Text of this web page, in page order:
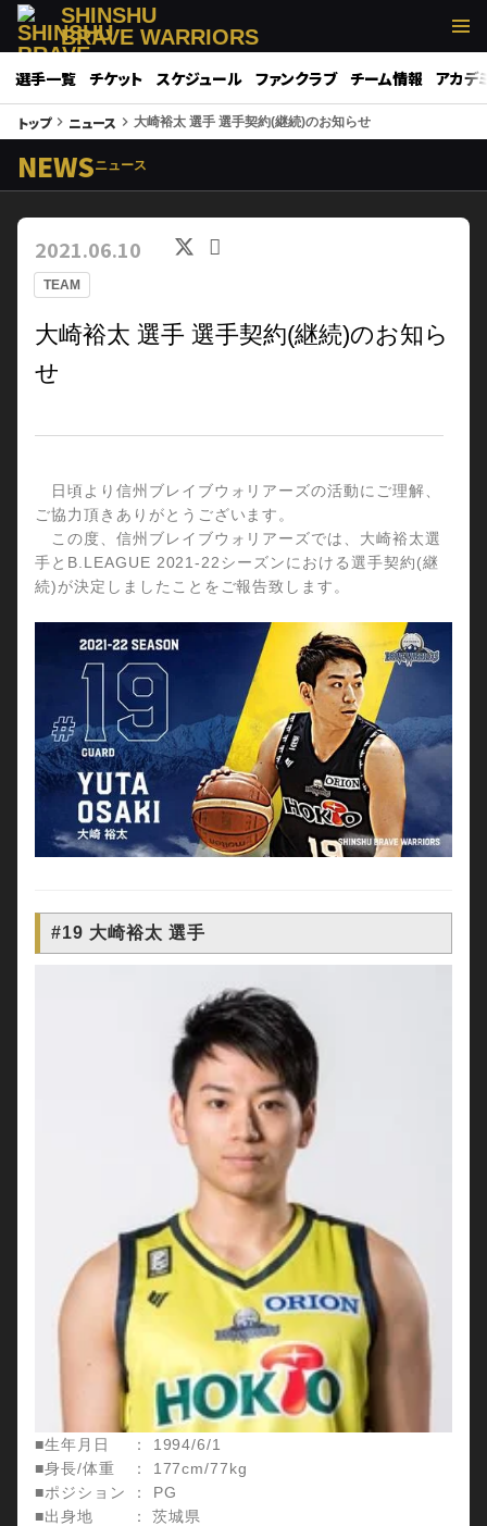
SHINSHU
BRAVE WARRIORS
選手一覧 チケット スケジュール ファンクラブ チーム情報 アカデ
トップkeyboard_arrow_right ニュース keyboard_arrow_right 大崎裕太 選手 選手契約(継続)のお知らせ
NEWSニュース
TEAM
2021.06.10
大崎裕太 選手 選手契約(継続)のお知ら
せ
日頃より信州ブレイブウォリアーズの活動にご理解、
ご協力頂きありがとうございます。
この度、信州ブレイブウォリアーズでは、大崎裕太選
手とB.LEAGUE 2021-22シーズンにおける選手契約(継
続)が決定しましたことをご報告致します。
#19 大崎裕太 選手
■生年月日 ： 1994/6/1
■身長/体重 ： 177cm/77kg
■ポジション ： PG
■出身地 ： 茨城県